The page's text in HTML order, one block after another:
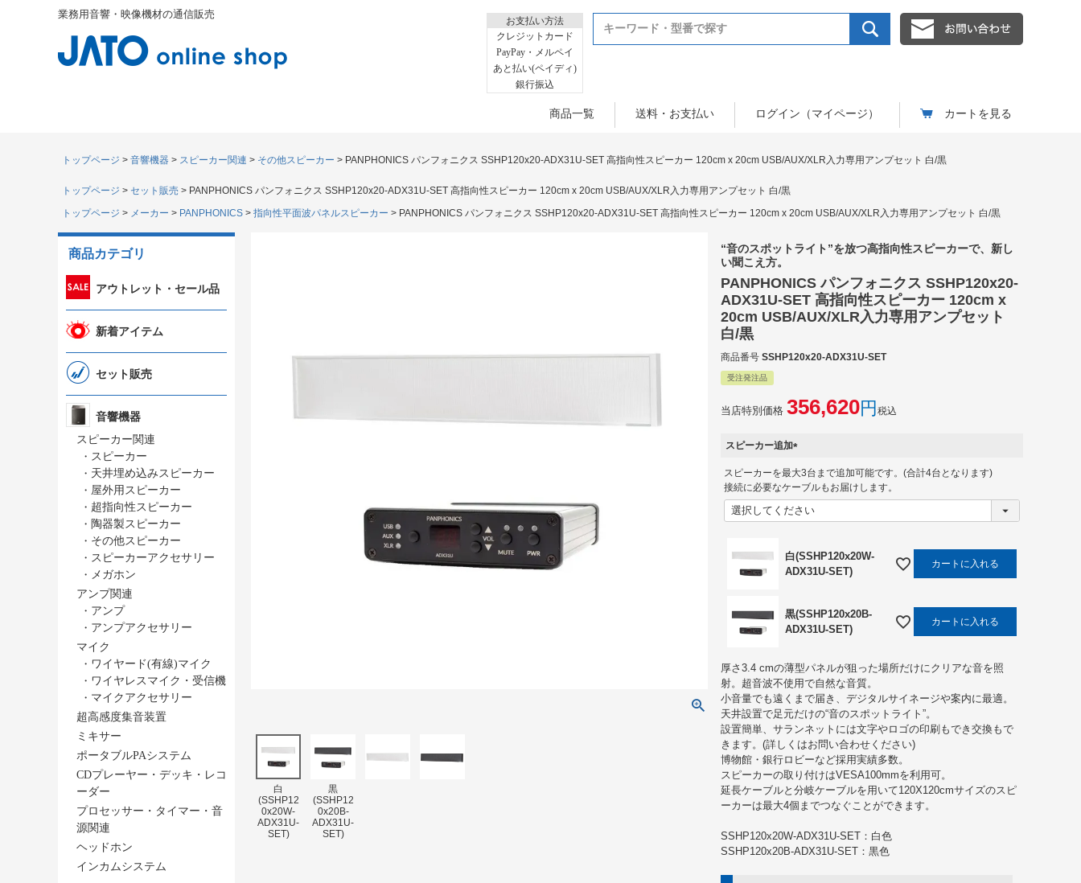
業務用音響・映像機材の通信販売
お支払い方法
クレジットカード
PayPay・メルペイ
あと払い(ペイディ)
銀行振込
商品一覧 送料・お支払い ログイン（マイページ） カートを見る
トップページ 音響機器 スピーカー関連 その他スピーカー PANPHONICS パンフォニクス SSHP120x20-ADX31U-SET 高指向性スピーカー 120cm x 20cm USB/AUX/XLR入力専用アンプセット 白/黒
トップページ セット販売
PANPHONICS パンフォニクス SSHP120x20-ADX31U-SET 高指向性スピーカー 120cm x 20cm USB/AUX/XLR入力専用アンプセット 白/黒
トップページ
メーカー PANPHONICS 指向性平面波パネルスピーカー PANPHONICS パンフォニクス SSHP120x20-ADX31U-SET 高指向性スピーカー 120cm x 20cm USB/AUX/XLR入力専用アンプセット 白/黒
商品カテゴリ
アウトレット・セール品
新着アイテム
セット販売
音響機器
スピーカー関連
・ スピーカー
・ 天井埋め込みスピーカー
・ 屋外用スピーカー
・ 超指向性スピーカー
・ 陶器製スピーカー
・ その他スピーカー
・ スピーカーアクセサリー
・ メガホン
アンプ関連
・ アンプ
・ アンプアクセサリー
マイク
・ ワイヤード(有線)マイク
・ ワイヤレスマイク・受信機
・ マイクアクセサリー
超高感度集音装置
ミキサー
ポータブルPAシステム
CDプレーヤー・デッキ・レコ
ーダー
プロセッサー・タイマー・音
源関連
ヘッドホン
インカムシステム
白
(SSHP12
0x20W-
ADX31U-
SET)
黒
(SSHP12
0x20B-
ADX31U-
SET)
“音のスポットライト”を放つ高指向性スピーカーで、新し
い聞こえ方。
PANPHONICS パンフォニクス SSHP120x20-
ADX31U-SET 高指向性スピーカー 120cm x
20cm USB/AUX/XLR入力専用アンプセット
白/黒
商品番号 SSHP120x20-ADX31U-SET
受注発注品
当店特別価格 356,620 税込
スピーカー追加
必
)
スピーカーを最大3台まで追加可能です。(合計4台となります)
接続に必要なケーブルもお届けします。
白(SSHP120x20W-
ADX31U-SET)
カートに入れる
黒(SSHP120x20B-
ADX31U-SET)
カートに入れる
厚さ3.4 cmの薄型パネルが狙った場所だけにクリアな音を照
射。超音波不使用で自然な音質。
小音量でも遠くまで届き、デジタルサイネージや案内に最適。
天井設置で足元だけの“音のスポットライト”。
設置簡単、サランネットには文字やロゴの印刷もでき交換もで
きます。(詳しくはお問い合わせください)
博物館・銀行ロビーなど採用実績多数。
スピーカーの取り付けはVESA100mmを利用可。
延長ケーブルと分岐ケーブルを用いて120X120cmサイズのスピ
ーカーは最大4個までつなぐことができます。
SSHP120x20W-ADX31U-SET：白色
SSHP120x20B-ADX31U-SET：黒色